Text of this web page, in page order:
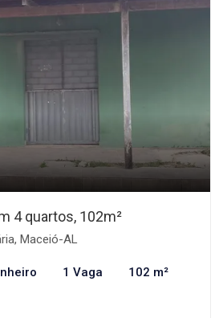
4 quartos, 102m²
Maceió-AL
1 Vaga 102 m²